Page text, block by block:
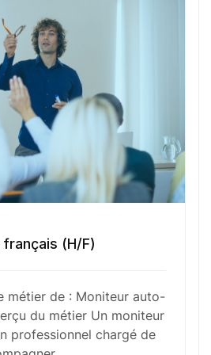
compétences des élèves et
pédagogiques en fonction
pour garantir une
sécurisée.
(H/F)
métier de : Moniteur auto-
du métier Un moniteur
professionnel chargé de